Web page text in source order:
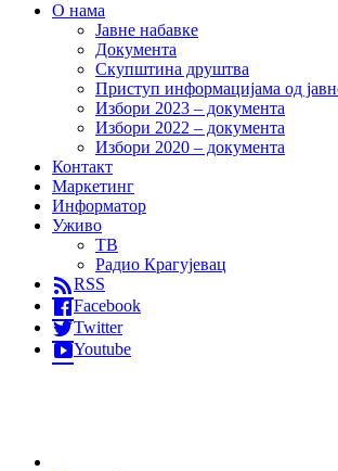
О нама
Јавне набавке
Документа
Скупштина друштва
Приступ информацијама од
Избори 2023 – документа
Избори 2022 – документа
Избори 2020 – документа
Контакт
Маркетинг
Информатор
Уживо
ТВ
Радио Крагујевац
RSS
Facebook
Twitter
Youtube